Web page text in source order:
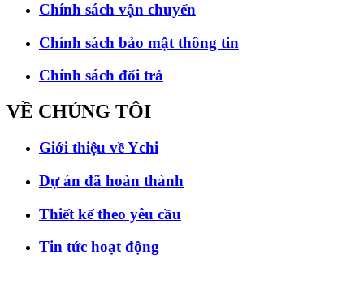
Chính sách vận chuyển
Chính sách bảo mật thông tin
Chính sách đổi trả
VỀ CHÚNG TÔI
Giới thiệu về Ychi
Dự án đã hoàn thành
Thiết kế theo yêu cầu
Tin tức hoạt động